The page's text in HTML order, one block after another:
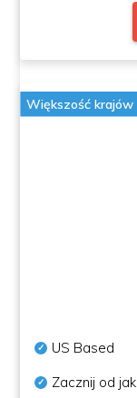
Większość krajów
US Based
Zacznij od